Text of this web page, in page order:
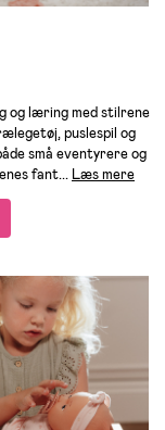
og læring med stilrene
puslespil og
små eventyrere og
fant... Læs mere